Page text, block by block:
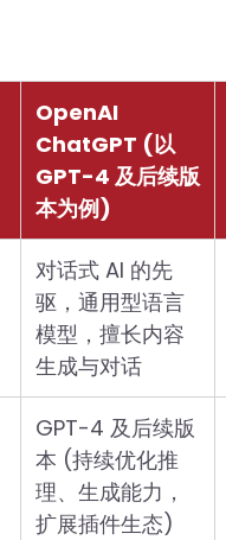
OpenAI
ChatGPT (以
GPT-4 及后续版
本为例)
对话式 AI 的先
驱，通用型语言
模型，擅长内容
生成与对话
GPT-4 及后续版
本 (持续优化推
理、生成能力，
扩展插件生态)